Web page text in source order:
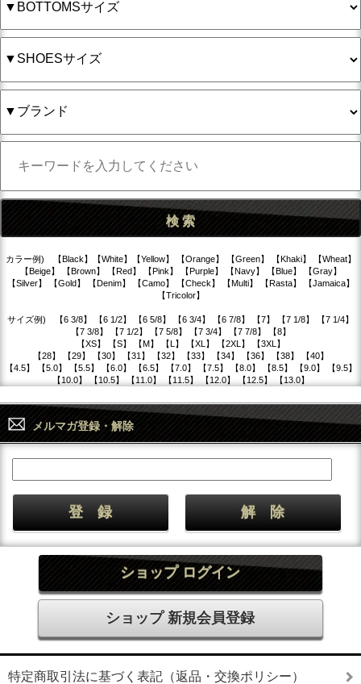
カラー例) 【Black】【White】【Yellow】 【Orange】 【Green】 【Khaki】 【Wheat】
【Beige】 【Brown】 【Red】 【Pink】 【Purple】 【Navy】 【Blue】 【Gray】
【Silver】 【Gold】 【Denim】 【Camo】 【Check】 【Multi】 【Rasta】 【Jamaica】
【Tricolor】
サイズ例) 【6 3/8】 【6 1/2】 【6 5/8】 【6 3/4】 【6 7/8】 【7】 【7 1/8】 【7 1/4】
【7 3/8】 【7 1/2】 【7 5/8】 【7 3/4】 【7 7/8】 【8】
【XS】 【S】 【M】 【L】 【XL】 【2XL】 【3XL】
【28】 【29】 【30】 【31】 【32】 【33】 【34】 【36】 【38】 【40】
【4.5】 【5.0】 【5.5】 【6.0】 【6.5】 【7.0】 【7.5】 【8.0】 【8.5】 【9.0】 【9.5】
【10.0】 【10.5】 【11.0】 【11.5】 【12.0】 【12.5】 【13.0】
メルマガ登録・解除
ショップ ログイン
ショップ 新規会員登録
特定商取引法に基づく表記（返品・交換ポリシー）